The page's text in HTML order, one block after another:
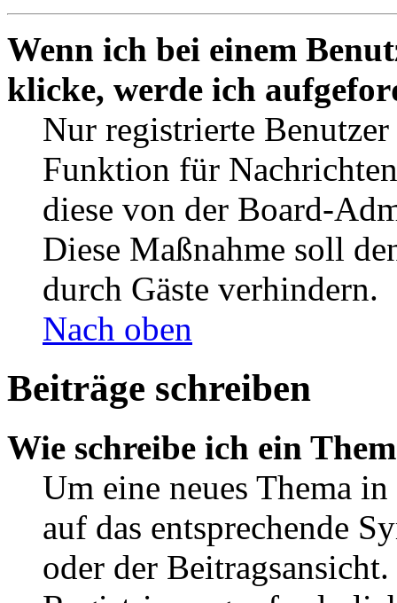
Wenn ich bei einem
klicke, werde ich
Nur registrierte
Funktion für
diese von der Board-
Diese Maßnahme soll
durch Gäste verhindern.
Nach oben
Beiträge schreiben
Wie schreibe ich ein
Um eine neues Thema
auf das entsprechende
oder der